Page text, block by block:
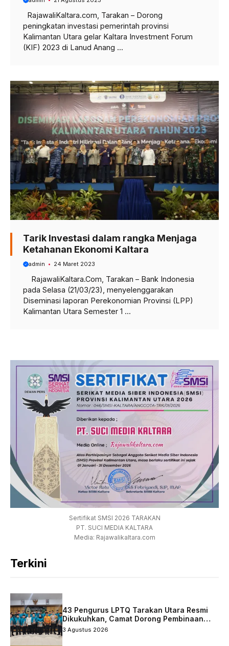
RajawaliKaltara.com, Tarakan – Dorong
peningkatan investasi pemerintah provinsi
Kalimantan Utara gelar Kaltara Investment Forum
(KIF) 2023 di Lanud Anang ...
Tarik Investasi dalam rangka Menjaga
Ketahanan Ekonomi Kaltara
admin 24 Maret 2023
RajawaliKaltara.Com, Tarakan – Bank Indonesia
pada Selasa (21/03/23), menyelenggarakan
Diseminasi laporan Perekonomian Provinsi (LPP)
Kalimantan Utara Semester 1 ...
Sertifikat SMSI 2026 TARAKAN
PT. SUCI MEDIA KALTARA
Media: Rajawalikaltara.com
Terkini
43 Pengurus LPTQ Tarakan Utara Resmi
Dikukuhkan, Camat Dorong Pembinaan
Qurani Berkelanjutan
3 Agustus 2026